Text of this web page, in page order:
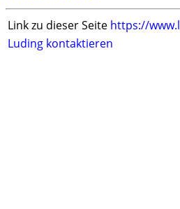
Link zu dieser Seite https://
Luding kontaktieren